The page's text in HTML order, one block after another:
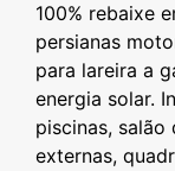
100% rebaixe
persianas
para lareira a
energia solar.
piscinas, salão
externas,